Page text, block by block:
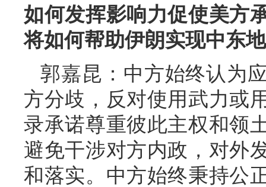
如何发挥影响力促使美方
将如何帮助伊朗实现中东
郭嘉昆：中方始终认为
方分歧，反对使用武力或
录承诺尊重彼此主权和领
避免干涉对方内政，对外
和落实。中方始终秉持公